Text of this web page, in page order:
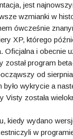
jest
wzmianki w
ówcześnie
XP, którego
i obecnie
program
od
wykrycie a
została
kiedy wydano
w